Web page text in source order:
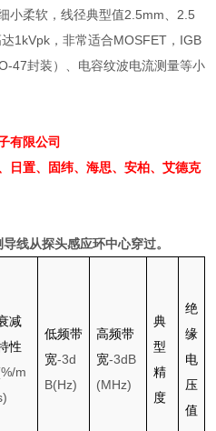
小柔软，线径典型值2.5mm
2.5
1kVpk ，非常适合MOSFET ， IGB
47封装）
、电容纹波电流测量等小
有限公司
日置、固纬、海思、安柏、艾德克
导线从探头感应环中心穿过。
减
性
m
低频带
宽-3d
B(Hz)
高频带
宽-3dB
(MHz)
典
型
精
度
绝
缘
电
压
值